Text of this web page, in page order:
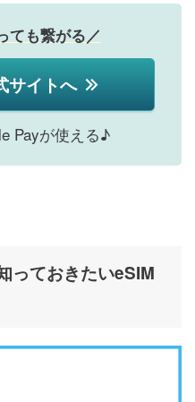
ても繋がる／
サイトへ
Payが使える♪
っておきたいeSIM